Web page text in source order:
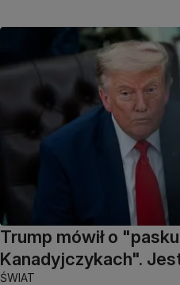
Trump mówił o
Kanadyjczykach".
ŚWIAT